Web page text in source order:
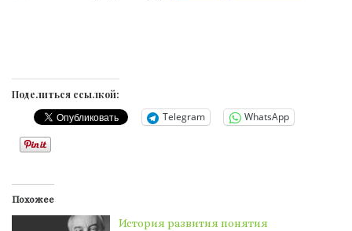
Поделиться ссылкой:
Telegram WhatsApp
Похожее
История развития понятия